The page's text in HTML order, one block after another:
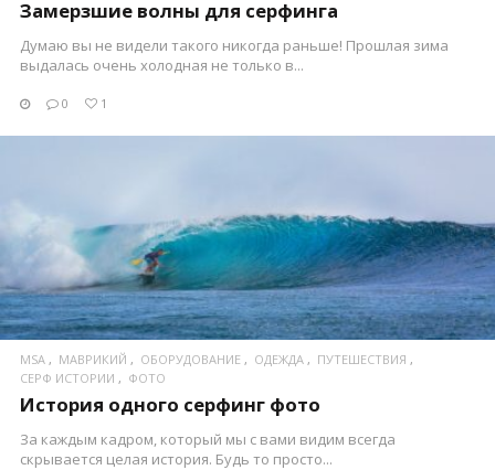
Замерзшие волны для серфинга
Думаю вы не видели такого никогда раньше! Прошлая зима
выдалась очень холодная не только в...
0 1
ПОСМОТРЕТЬ
MSA МАВРИКИЙ ОБОРУДОВАНИЕ ОДЕЖДА
ПУТЕШЕСТВИЯ
СЕРФ ИСТОРИИ
ФОТО
История одного серфинг фото
За каждым кадром, который мы с вами видим всегда
скрывается целая история. Будь то просто...